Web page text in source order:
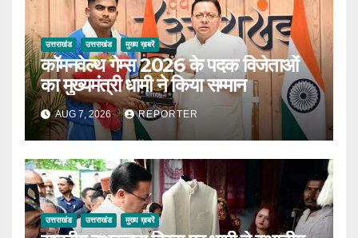
उत्तराखंड उत्तराखंड मुख्य ख़बरें
कॉमनवेल्थ गेम्स 2026 के पदक विजेताओं
का मुख्यमंत्री धामी ने किया सम्मान
AUG 7, 2026 REPORTER
उत्तराखंड उत्तराखंड मुख्य ख़बरें